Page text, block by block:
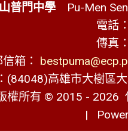
普門中學 Pu-Men
電話
傳真
箱：
(84048)高雄市大樹區
權所有 © 2015 - 2026
|